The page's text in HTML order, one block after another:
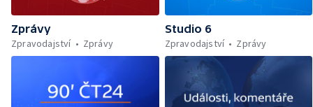
Zprávy
Zpravodajství
Zprávy
Studio 6
Zpravodajství
Zprávy